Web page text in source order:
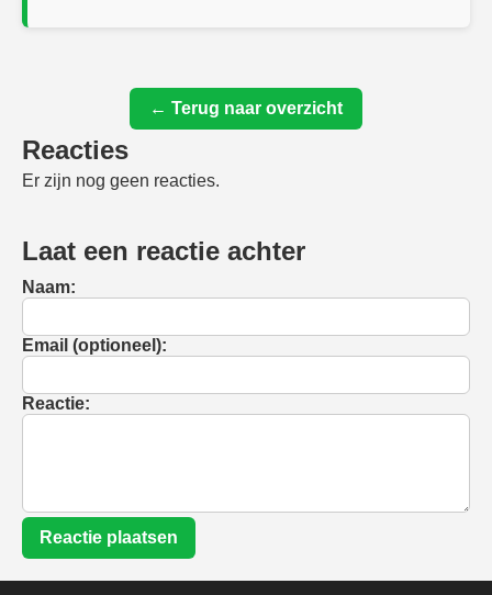
← Terug naar overzicht
Reacties
Er zijn nog geen reacties.
Laat een reactie achter
Naam:
Email (optioneel):
Reactie:
Reactie plaatsen